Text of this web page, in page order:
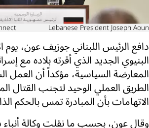
Lebanese President Joseph Aoun
دافع الرئيس اللبناني جوزيف عون، يوم
البنيوي الجديد الذي أقرته بلاده مع
المعارضة السياسية، مؤكداً أن
الطريق العملي الوحيد لتجنب القتال
الاتهامات بأن المبادرة تمس بالحكم
وقال عون، بحسب ما نقلت وكالة